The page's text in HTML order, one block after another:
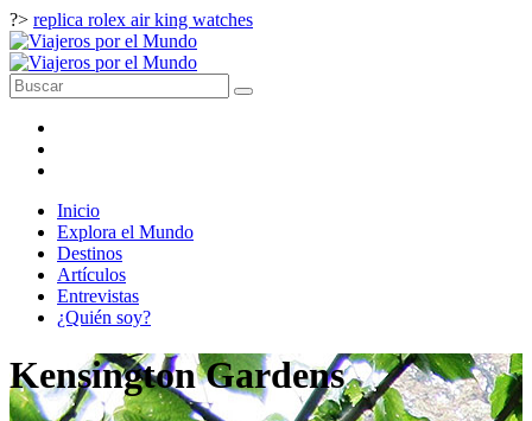
?> replica rolex air king watches
Inicio
Explora el Mundo
Destinos
Artículos
Entrevistas
¿Quién soy?
Kensington Gardens